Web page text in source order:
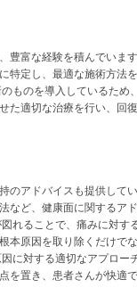
豊富な経験を積んでいま
特定し、最適な施術方法
ものを導入しているため
た適切な治療を行い、回
のアドバイスも提供して
など、健康面に関するア
れることで、痛みに対す
本原因を取り除くだけで
に対する適切なアプロー
を置き、患者さんが快適